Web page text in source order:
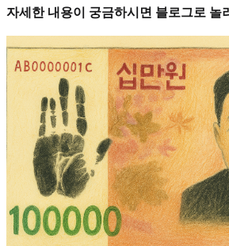
자세한 내용이 궁금하시면 블로그로 놀